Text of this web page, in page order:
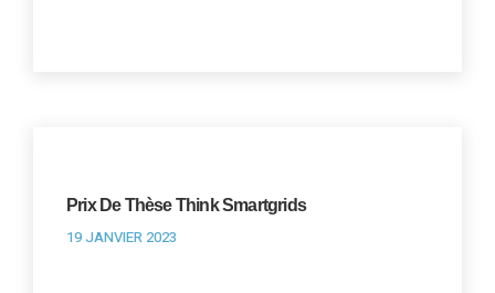
Prix De Thèse Think Smartgrids
19 JANVIER 2023